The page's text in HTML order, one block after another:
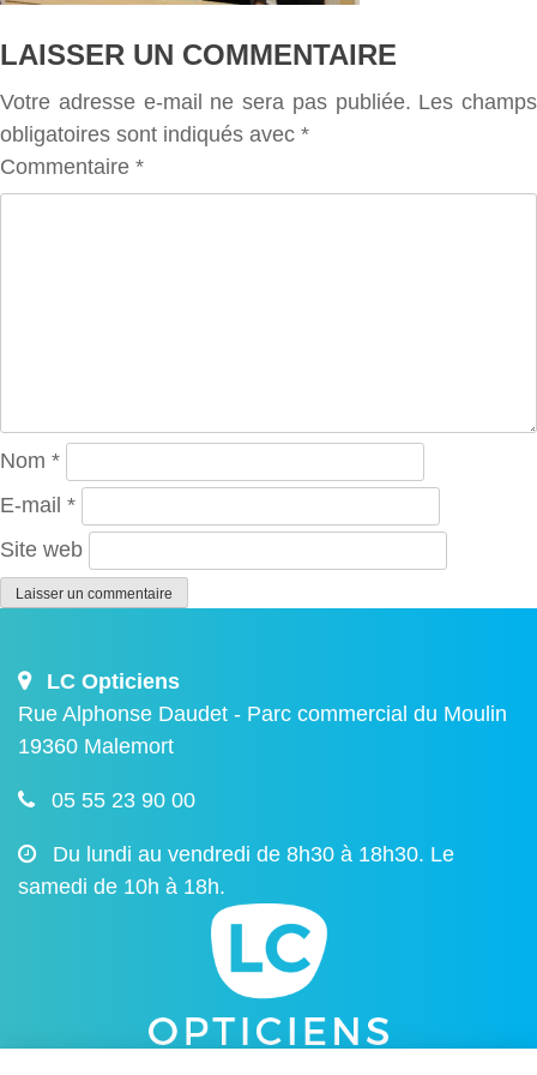
LAISSER UN COMMENTAIRE
Votre adresse e-mail ne sera pas publiée. Les champs
obligatoires sont indiqués avec *
Commentaire *
Nom *
E-mail *
Site web
LC Opticiens
Rue Alphonse Daudet - Parc commercial du Moulin
19360 Malemort
05 55 23 90 00
Du lundi au vendredi de 8h30 à 18h30. Le
samedi de 10h à 18h.